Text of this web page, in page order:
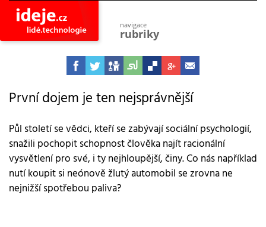
navigace
rubriky
astro
vesmír
projekty
společnost
objevy
vynálezy
planeta
přiroda
První dojem je ten nejsprávnější
Půl století se vědci, kteří se zabývají sociální psychologií,
snažili pochopit schopnost člověka najít racionální
vysvětlení pro své, i ty nejhloupější, činy. Co nás například
nutí koupit si neónově žlutý automobil se zrovna ne
nejnižší spotřebou paliva?